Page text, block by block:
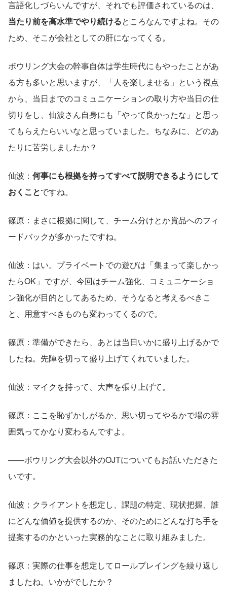
言語化しづらいんですが、それでも評価されているのは、
当たり前を高水準でやり続けるところなんですよね。その
ため、そこが会社としての肝になってくる。
ボウリング大会の幹事自体は学生時代にもやったことがあ
る方も多いと思いますが、「人を楽しませる」という視点
から、当日までのコミュニケーションの取り方や当日の仕
切りをし、仙波さん自身にも「やって良かったな」と思っ
てもらえたらいいなと思っていました。ちなみに、どのあ
たりに苦労しましたか？
仙波： 何事にも根拠を持ってすべて説明できるようにして
おくことですね。
篠原：まさに根拠に関して、チーム分けとか賞品へのフィ
ードバックが多かったですね。
仙波：はい。プライベートでの遊びは「集まって楽しかっ
たらOK」ですが、今回はチーム強化、コミュニケーショ
ン強化が目的としてあるため、そうなると考えるべきこ
と、用意すべきものも変わってくるので。
篠原：準備ができたら、あとは当日いかに盛り上げるかで
したね。先陣を切って盛り上げてくれていました。
仙波：マイクを持って、大声を張り上げて。
篠原：ここを恥ずかしがるか、思い切ってやるかで場の雰
囲気ってかなり変わるんですよ。
――ボウリング大会以外のOJTについてもお話いただきた
いです。
仙波：クライアントを想定し、課題の特定、現状把握、誰
にどんな価値を提供するのか、そのためにどんな打ち手を
提案するのかといった実務的なことに取り組みました。
篠原：実際の仕事を想定してロールプレイングを繰り返し
ましたね。いかがでしたか？